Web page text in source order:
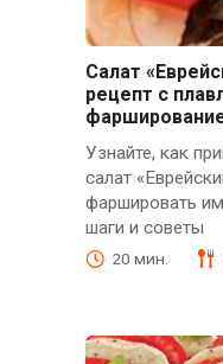
Салат
рецепт с
Узнайте, как
салат
фаршировать
шаги и советы
20 мин.